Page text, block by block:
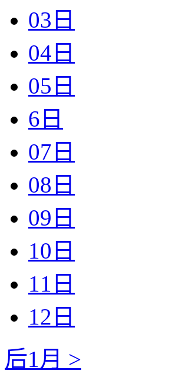
03日
04日
05日
6日
07日
08日
09日
10日
11日
12日
后1月 >